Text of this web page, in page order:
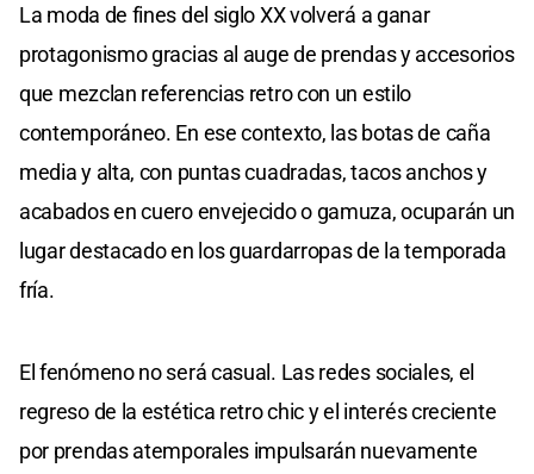
La moda de fines del siglo XX volverá a ganar
protagonismo gracias al auge de prendas y accesorios
que mezclan referencias retro con un estilo
contemporáneo. En ese contexto, las botas de caña
media y alta, con puntas cuadradas, tacos anchos y
acabados en cuero envejecido o gamuza, ocuparán un
lugar destacado en los guardarropas de la temporada
fría.
El fenómeno no será casual. Las redes sociales, el
regreso de la estética retro chic y el interés creciente
por prendas atemporales impulsarán nuevamente